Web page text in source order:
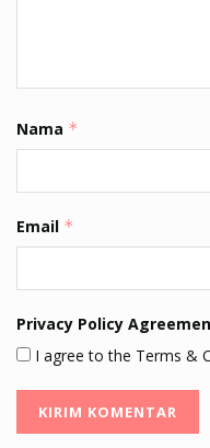
Nama *
Email *
Privacy Policy
I agree to the Terms &